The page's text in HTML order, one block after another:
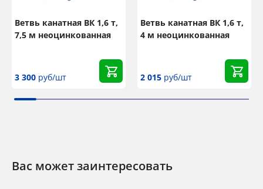
Ветвь канатная ВК 1,6 т,
7,5 м неоцинкованная
3 300 руб/шт
Ветвь канатная ВК 1,6 т,
4 м неоцинкованная
2 015 руб/шт
Вас может заинтересовать